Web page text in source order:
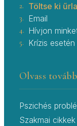
2. Töltse ki
3. Email
4. Hívjon
5. Krízis
Olvass tovább
Pszichés
Szakmai cikkek